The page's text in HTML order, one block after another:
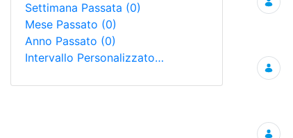
Settimana Passata (0)
Mese Passato (0)
Anno Passato (0)
Intervallo Personalizzato…